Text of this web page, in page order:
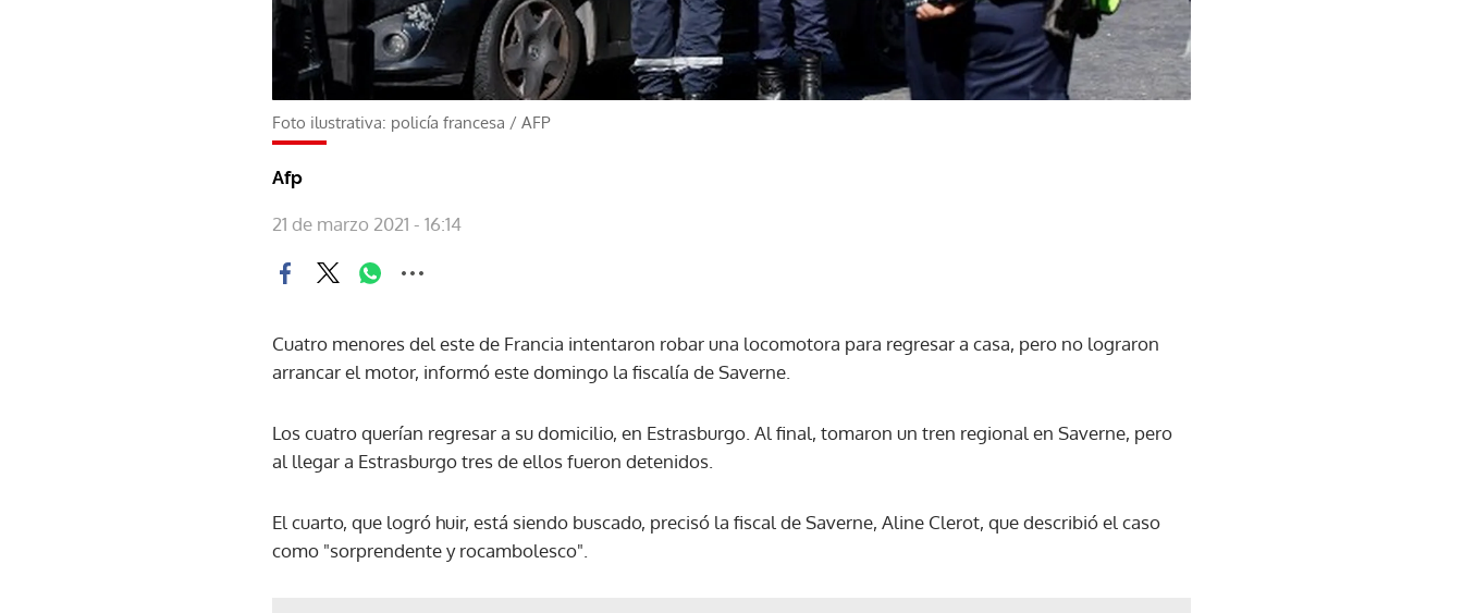
Foto ilustrativa: policía francesa / AFP
Afp
21 de marzo 2021 - 16:14
Cuatro menores del este de Francia intentaron robar una locomotora para regresar a casa, pero no lograron
arrancar el motor, informó este domingo la fiscalía de Saverne.
Los cuatro querían regresar a su domicilio, en Estrasburgo. Al final, tomaron un tren regional en Saverne, pero
al llegar a Estrasburgo tres de ellos fueron detenidos.
El cuarto, que logró huir, está siendo buscado, precisó la fiscal de Saverne, Aline Clerot, que describió el caso
como "sorprendente y rocambolesco".